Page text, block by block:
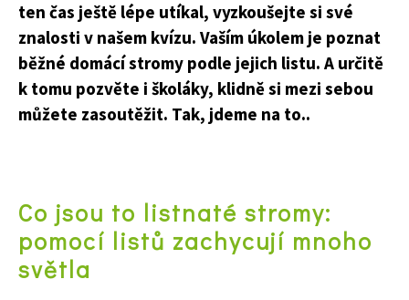
ten čas ještě lépe utíkal, vyzkoušejte si své
znalosti v našem kvízu. Vaším úkolem je poznat
běžné domácí stromy podle jejich listu. A určitě
k tomu pozvěte i školáky, klidně si mezi sebou
můžete zasoutěžit. Tak, jdeme na to..
Co jsou to listnaté stromy:
pomocí listů zachycují mnoho
světla